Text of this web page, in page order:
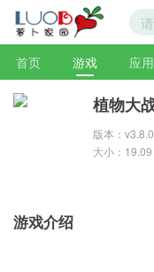
首页 游戏 应用
植物大
版本：v3.8.0
大小：
游戏介绍